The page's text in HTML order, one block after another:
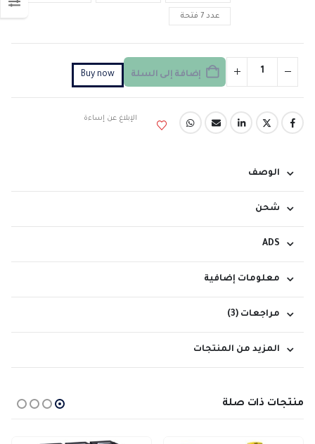
عدد 7 فتحة
إضافة إلى السلة Buy now
الإبلاغ عن إساءة
الوصف
شحن
ADS
معلومات إضافية
مراجعات (3)
المزيد من المنتجات
منتجات ذات صلة